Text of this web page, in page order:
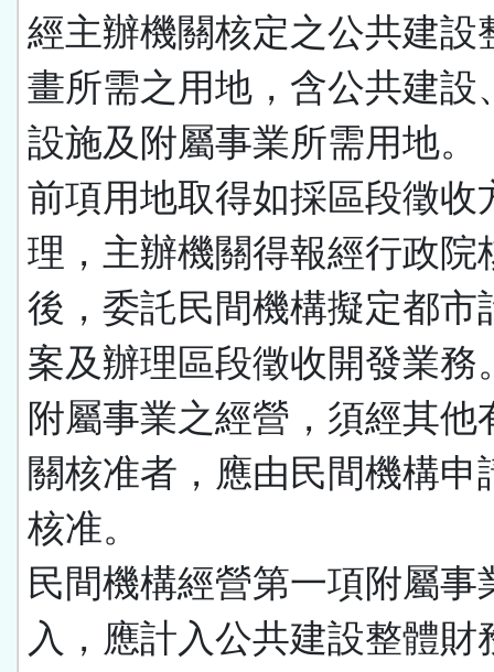
經主辦機關核定之公共建設
畫所需之用地，含公共建設
設施及附屬事業所需用地。
前項用地取得如採區段徵收
理，主辦機關得報經行政院
後，委託民間機構擬定都市
案及辦理區段徵收開發業務
附屬事業之經營，須經其他
關核准者，應由民間機構申
核准。
民間機構經營第一項附屬事
入，應計入公共建設整體財